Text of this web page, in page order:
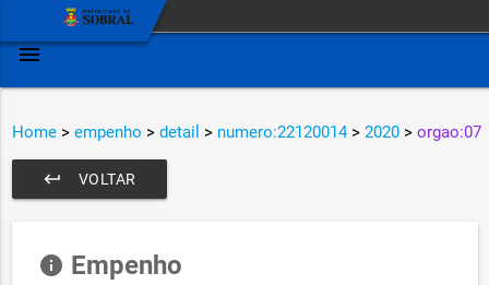
menu
Home > empenho > detail > numero:22120014> 2020 > orgao:07
VOLTAR
keyboard_return
info Empenho